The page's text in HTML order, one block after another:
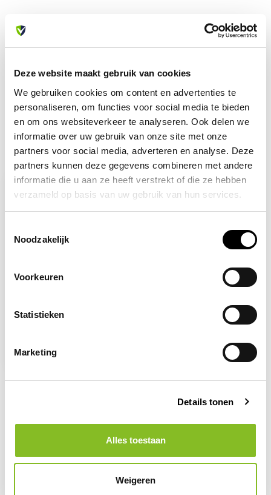
Deze website maakt gebruik van cookies
We gebruiken cookies om content en advertenties te
personaliseren, om functies voor social media te bieden
en om ons websiteverkeer te analyseren. Ook delen we
informatie over uw gebruik van onze site met onze
partners voor social media, adverteren en analyse. Deze
partners kunnen deze gegevens combineren met andere
informatie die u aan ze heeft verstrekt of die ze hebben
verzameld op basis van uw gebruik van hun services.
Noodzakelijk
Voorkeuren
Statistieken
Marketing
Details tonen
Alles toestaan
Weigeren
Heb je vragen over dit product?
+31 (0) 6 82095086
Recent bekeken
Op voorraad
9,62